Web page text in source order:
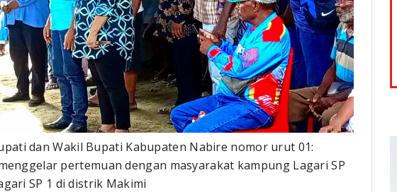
dan Wakil Bupati Kabupaten Nabire nomor urut 01:
pertemuan dengan masyarakat kampung Lagari SP
SP 1 di distrik Makimi